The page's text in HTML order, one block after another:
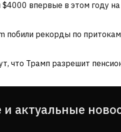
$4000 впервые в этом году
побили рекорды по
что Трамп разрешит
и актуальные